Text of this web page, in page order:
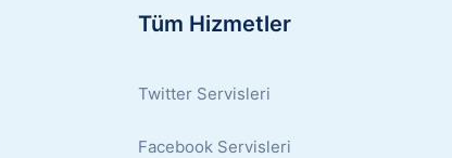
Tüm Hizmetler
Twitter Servisleri
Facebook Servisleri